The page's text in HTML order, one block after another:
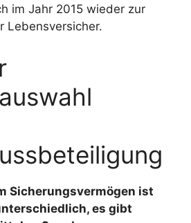
im Jahr 2015 wieder zur
Lebensversicher.
Sicherungsvermögen ist
es gibt